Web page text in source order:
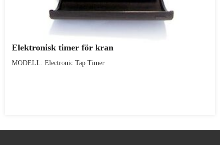
Elektronisk timer för kran
MODELL: Electronic Tap Timer